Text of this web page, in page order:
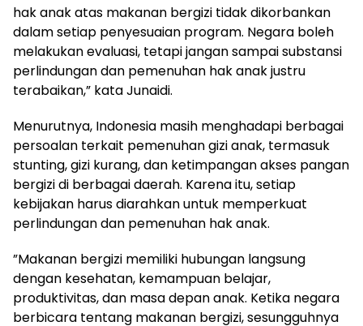
hak anak atas makanan bergizi tidak dikorbankan
dalam setiap penyesuaian program. Negara boleh
melakukan evaluasi, tetapi jangan sampai substansi
perlindungan dan pemenuhan hak anak justru
terabaikan,” kata Junaidi.
‎Menurutnya, Indonesia masih menghadapi berbagai
persoalan terkait pemenuhan gizi anak, termasuk
stunting, gizi kurang, dan ketimpangan akses pangan
bergizi di berbagai daerah. Karena itu, setiap
kebijakan harus diarahkan untuk memperkuat
perlindungan dan pemenuhan hak anak.
‎”Makanan bergizi memiliki hubungan langsung
dengan kesehatan, kemampuan belajar,
produktivitas, dan masa depan anak. Ketika negara
berbicara tentang makanan bergizi, sesungguhnya